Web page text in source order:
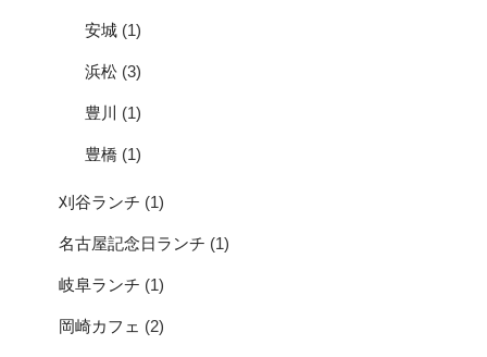
安城 (1)
浜松 (3)
豊川 (1)
豊橋 (1)
刈谷ランチ (1)
名古屋記念日ランチ (1)
岐阜ランチ (1)
岡崎カフェ (2)